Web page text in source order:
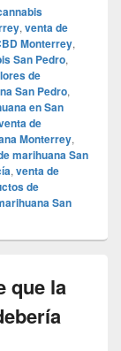
, venta de
Monterrey,
San Pedro,
de
San Pedro,
en San
de
Monterrey,
marihuana San
, venta de
de
San
que la